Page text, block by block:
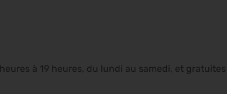
à 19 heures, du lundi au samedi, et gratuites